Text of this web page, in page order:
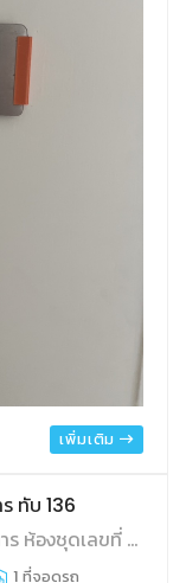
เพิ่มเติม
ทับ 136
อาคารชุด ลุุมพินี วิลล์ อ่อนนุช-พัฒนาการ ห้องชุดเลขที่ 3/136 ชั้นที่ 5 อาคาร บี2 พื้นที่ 22.54 ตร.ม. ประเวศ ประเวศ กทม.
1 ที่จอดรถ